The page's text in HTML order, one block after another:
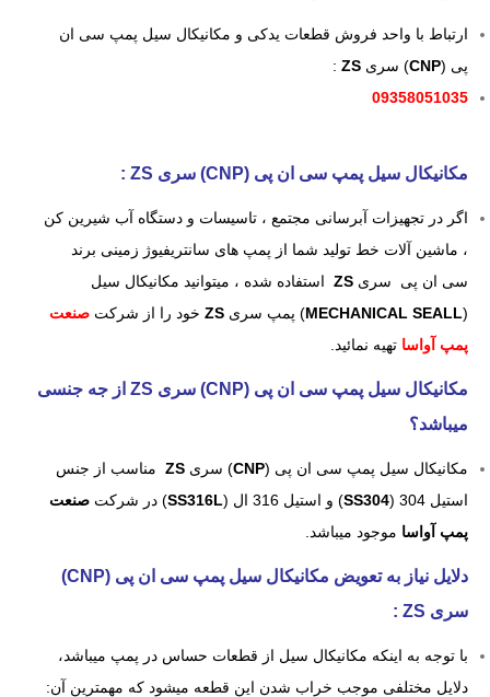
ارتباط با واحد فروش قطعات یدکی و مکانیکال سیل پمپ سی ان
پی (CNP) سری ZS
:
09358051035
مکانیکال سیل پمپ سی ان پی (CNP) سری ZS :
اگر در تجهیزات آبرسانی مجتمع ، تاسیسات و دستگاه آب شیرین کن
، ماشین آلات خط تولید شما از پمپ های سانتریفیوژ زمینی برند
سی ان پی سری ZS استفاده شده ، میتوانید مکانیکال سیل
(
MECHANICAL SEALL) پمپ سری ZS خود را از شرکت صنعت
پمپ آواسا تهیه نمائید.
مکانیکال سیل پمپ سی ان پی (CNP) سری ZS از جه جنسی
میباشد؟
مکانیکال سیل پمپ سی ان پی (CNP) سری ZS مناسب از جنس
استیل 304 (
SS304) و استیل 316 ال ( SS316L) در شرکت صنعت
پمپ آواسا موجود میباشد.
دلایل نیاز به تعویض مکانیکال سیل پمپ سی ان پی (CNP)
سری ZS
:
با توجه به اینکه مکانیکال سیل از قطعات حساس در پمپ میباشد،
دلایل مختلفی موجب خراب شدن این قطعه میشود که مهمترین آن: